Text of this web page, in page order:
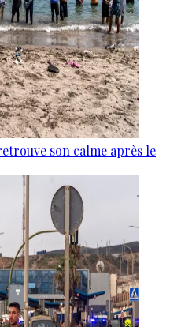
son calme après le